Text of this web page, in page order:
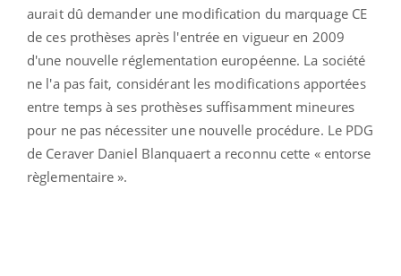
aurait dû demander une modification du marquage CE
de ces prothèses après l'entrée en vigueur en 2009
d'une nouvelle réglementation européenne. La société
ne l'a pas fait, considérant les modifications apportées
entre temps à ses prothèses suffisamment mineures
pour ne pas nécessiter une nouvelle procédure. Le PDG
de Ceraver Daniel Blanquaert a reconnu cette « entorse
règlementaire ».